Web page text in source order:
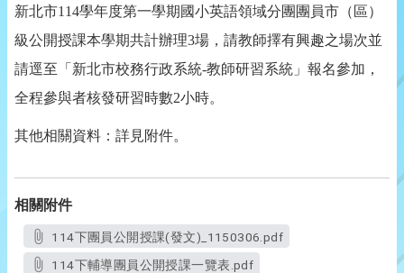
新北市114學年度第一學期國小英語領域分團團員市（區）
級公開授課本學期共計辦理3場，請教師擇有興趣之場次並
請逕至「新北市校務行政系統-教師研習系統」報名參加，
全程參與者核發研習時數2小時。
其他相關資料：詳見附件。
相關附件
114下團員公開授課(發文)_1150306.pdf
114下輔導團員公開授課一覽表.pdf